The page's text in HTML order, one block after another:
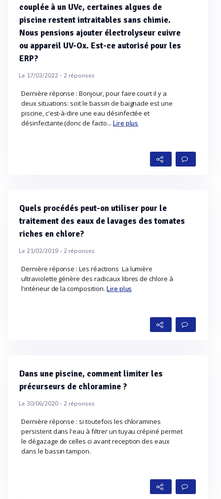
couplée à un UVc, certaines algues de
piscine restent intraitables sans chimie.
Nous pensions ajouter électrolyseur cuivre
ou appareil UV-Ox. Est-ce autorisé pour les
ERP?
Le 17/03/2022 -2réponses
Dernière réponse : Bonjour, pour faire court il y a
deux situations: soit le bassin de baignade est une
piscine, c'est-à-dire une eau désinfectée et
désinfectante (donc de facto... Lire plus
Quels procédés peut-on utiliser pour le
traitement des eaux de lavages des tomates
riches en chlore?
Le 21/02/2019 -2réponses
Dernière réponse : Les réactions La lumière
ultraviolette génère des radicaux libres de chlore à
l'intérieur de la composition. Lire plus
Dans une piscine, comment limiter les
précurseurs de chloramine ?
Le 30/06/2020 -2réponses
Dernière réponse : si toutefois les chloramines
persistent dans l'eau à filtrer un tuyau crépiné permet
le dégazage de celles ci avant reception des eaux
dans le bassin tampon.